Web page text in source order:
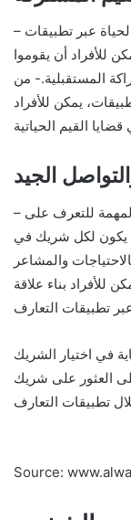
– من الأمور الهامة في التعرف على شريك الحياة عبر تطبيقات
للأفراد أن يقوموا
المستقبلية.- من
يمكن للأفراد
الجيد
– يعتبر الاهتمام والتواصل الجيد أحد العوامل المهمة للتعرف على
يكون لكل شريك في
والمشاعر
للأفراد بناء علاقة
في اختيار الشريك
العثور على شريك
Source: